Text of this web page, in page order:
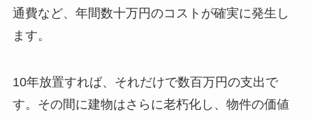
通費など、年間数十万円のコストが確実に発生し
ます。
10年放置すれば、それだけで数百万円の支出で
す。その間に建物はさらに老朽化し、物件の価値